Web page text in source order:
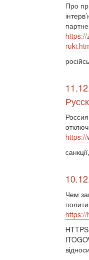
Про
Чем